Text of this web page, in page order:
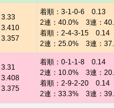
3.33
3.410
3.357
着順：3-1-0-6 0.13
2連：40.0% 3連：
着順：2-4-3-15 0.14
2連：25.0% 3連：
3.31
3.408
3.375
着順：0-1-1-8 0.14
2連：10.0% 3連：
着順：2-9-2-20 0.14
2連：33.3% 3連：